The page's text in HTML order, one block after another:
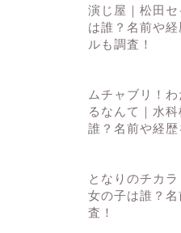
演じ屋｜松田
は誰？名前や
ルも調査！
ムチャブリ！
るなんて｜水
誰？名前や経歴
となりのチカ
女の子は誰？
査！